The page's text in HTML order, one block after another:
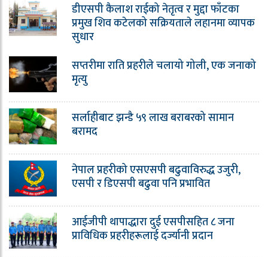
डीएसपी कैलाश राईको नेतृत्व र मुद्दा फाँटका
प्रमुख शिव कटेलको सक्रियताले लहानमा व्यापक
सुधार
सप्तरीमा राति प्रहरीले चलायो गोली, एक जनाको
मृत्यु
सर्लाहीबाट झन्डै ५९ लाख बराबरको सामान
बरामद
नेपाल प्रहरीको एसएसपी बढुवाविरुद्ध उजुरी,
एसपी र डिएसपी बढुवा पनि प्रभावित
आईजीपी थापाद्धारा दुई एसपीसहित ८ जना
प्राविधिक प्रहरीहरूलाई दर्ज्यानी प्रदान